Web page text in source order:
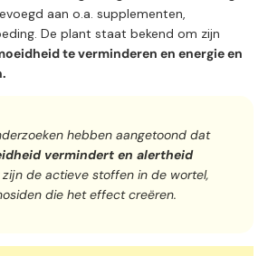
aan o.a. supplementen,
De plant staat bekend om zijn
te verminderen en energie en
hebben aangetoond dat
vermindert en alertheid
de actieve stoffen in de wortel,
die het effect creëren.